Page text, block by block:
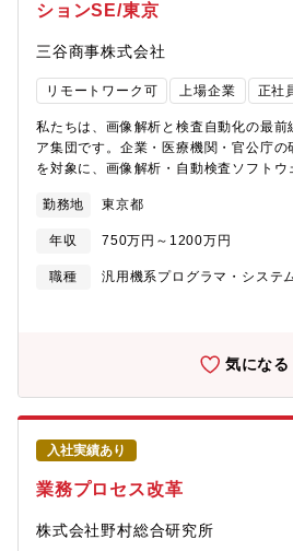
も、チームで相談しながら課題を解決
部門は、20代～60代までの幅広い年代
豊かな知見と柔軟な発想が融合するチー
的に、技術職2名＋営業職1名の3名体制
ソリューションの技術探索先輩社員とチ
務領域を広げながら現場感覚を身につ
け、提案～納品までの流れを体感してい
術職は基本的に事務所内での業務が中心
な支援体制を構築します?働き方(福井
解析結果確認、プログラム実装/修正
13:00 部署定例ミーティング（週1回
ションSE/東京
三谷商事株式会社
リモートワーク可 上場企業 正社
私たちは、画像解析と検査自動化の最前
ア集団です。企業・医療機関・官公庁の
を対象に、画像解析・自動検査ソフトウ
年にかけて新規市場に向けて画像ソリュ
ました。これに伴い、現体制に加え、即
します。所属：ビジュアルシステム部開
課が存在します）【具体的な職務内容】
ソフトウェアモジュール開発・実装
出力）?システム要件分析・詳細設計、
力】?クライアントからの感謝 検査を
アントの業務効率化が達成されたり、
らない」といったお言葉をいただくと
技術への取り組み 最新の画像処理技術
めての技術要素を検証するとき、 ソフト
ど実際に物を動かすことで、自身の成長
とができます。?チームで課題解決する
も、チームで相談しながら課題を解決
研究室のような楽しさを味わうことがで
勤務地 東京都
年収 750万円～1200万円
職種
汎用機系プログラマ・システ
気になる
入社実績あり
業務プロセス改革
株式会社野村総合研究所